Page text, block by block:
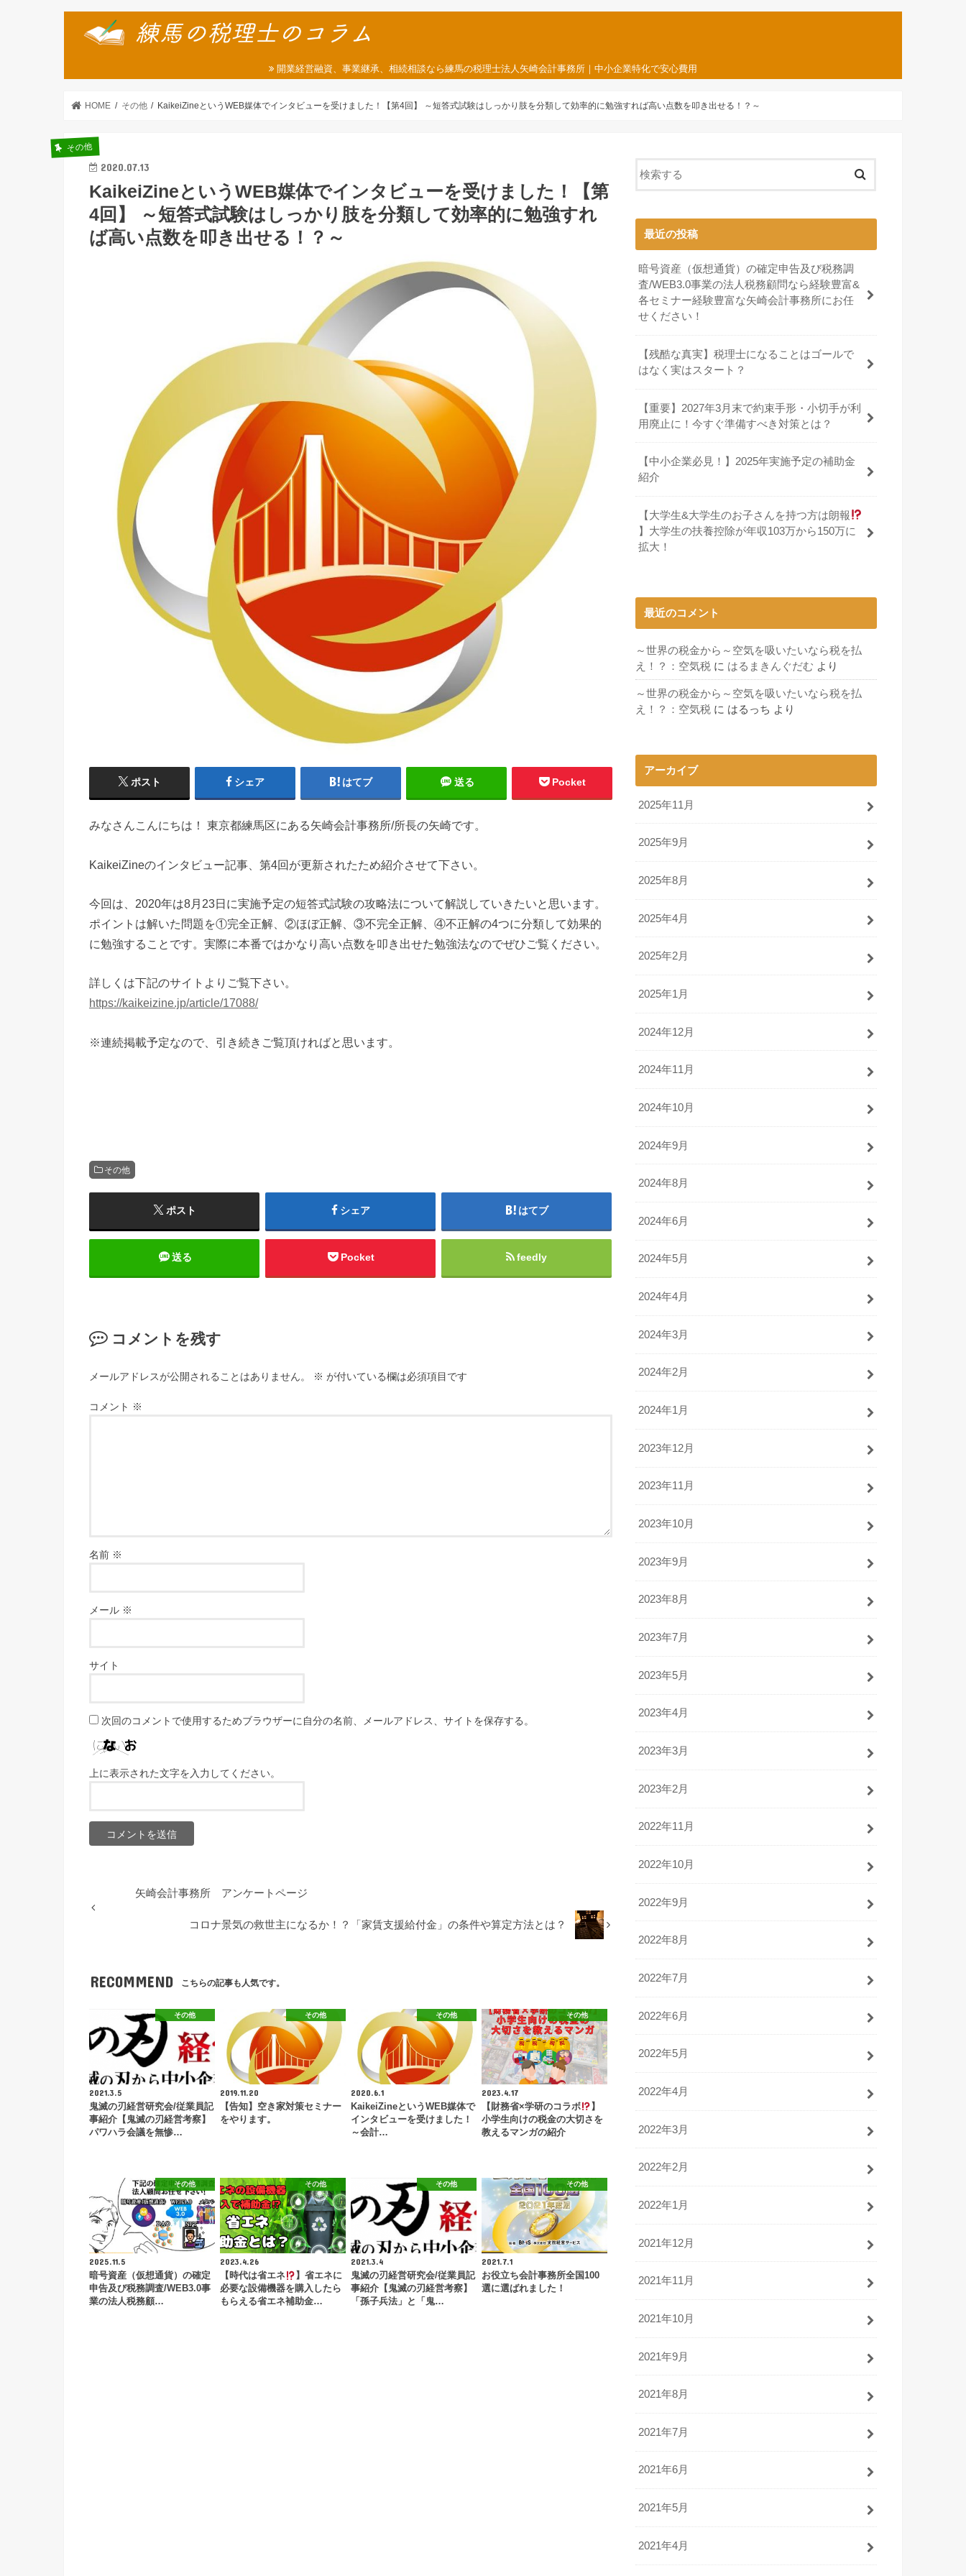
開業経営融資、事業継承、相続相談なら練馬の税理士法人矢崎会計事務所｜中小企業特化で安心費用
HOME その他 KaikeiZineというWEB媒体でインタビューを受けました！【第4回】 ～短答式試験はしっかり肢を分類して効率的に勉強すれば高い点数を叩き出せる！？～
その他
2020.07.13
KaikeiZineというWEB媒体でインタビューを受けました！【第
4回】 ～短答式試験はしっかり肢を分類して効率的に勉強すれ
ば高い点数を叩き出せる！？～
ポスト シェア はてブ 送る Pocket
みなさんこんにちは！ 東京都練馬区にある矢崎会計事務所/所長の矢崎です。
KaikeiZineのインタビュー記事、第4回が更新されたため紹介させて下さい。
今回は、2020年は8月23日に実施予定の短答式試験の攻略法について解説していきたいと思います。
ポイントは解いた問題を①完全正解、②ほぼ正解、③不完全正解、④不正解の4つに分類して効果的
に勉強することです。実際に本番ではかなり高い点数を叩き出せた勉強法なのでぜひご覧ください。
詳しくは下記のサイトよりご覧下さい。
https://kaikeizine.jp/article/17088/
※連続掲載予定なので、引き続きご覧頂ければと思います。
その他
ポスト シェア はてブ
送る Pocket feedly
コメントを残す
メールアドレスが公開されることはありません。 ※ が付いている欄は必須項目です
コメント ※
名前 ※
メール ※
サイト
次回のコメントで使用するためブラウザーに自分の名前、メールアドレス、サイトを保存する。
上に表示された文字を入力してください。
矢崎会計事務所 アンケートページ
コロナ景気の救世主になるか！？「家賃支援給付金」の条件や算定方法とは？
RECOMMEND こちらの記事も人気です。
その他
2021.3.5
鬼滅の刃経営研究会/従業員記
事紹介【鬼滅の刃経営考察】
パワハラ会議を無惨…
その他
2019.11.20
【告知】空き家対策セミナー
をやります。
その他
2020.6.1
KaikeiZineというWEB媒体で
インタビューを受けました！
～会計…
その他
2023.4.17
【財務省×学研のコラボ
】
小学生向けの税金の大切さを
教えるマンガの紹介
その他
2025.11.5
暗号資産（仮想通貨）の確定
申告及び税務調査/WEB3.0事
業の法人税務顧…
その他
2023.4.26
【時代は省エネ
】省エネに
必要な設備機器を購入したら
もらえる省エネ補助金…
その他
2021.3.4
鬼滅の刃経営研究会/従業員記
事紹介【鬼滅の刃経営考察】
「孫子兵法」と「鬼…
その他
2021.7.1
お役立ち会計事務所全国100
選に選ばれました！
最近の投稿
暗号資産（仮想通貨）の確定申告及び税務調
査/WEB3.0事業の法人税務顧問なら経験豊富&
各セミナー経験豊富な矢崎会計事務所にお任
せください！
【残酷な真実】税理士になることはゴールで
はなく実はスタート？
【重要】2027年3月末で約束手形・小切手が利
用廃止に！今すぐ準備すべき対策とは？
【中小企業必見！】2025年実施予定の補助金
紹介
【大学生&大学生のお子さんを持つ方は朗報
】大学生の扶養控除が年収103万から150万に
拡大！
最近のコメント
～世界の税金から～空気を吸いたいなら税を払
え！？：空気税 に はるまきんぐだむ より
～世界の税金から～空気を吸いたいなら税を払
え！？：空気税 に はるっち より
アーカイブ
2025年11月
2025年9月
2025年8月
2025年4月
2025年2月
2025年1月
2024年12月
2024年11月
2024年10月
2024年9月
2024年8月
2024年6月
2024年5月
2024年4月
2024年3月
2024年2月
2024年1月
2023年12月
2023年11月
2023年10月
2023年9月
2023年8月
2023年7月
2023年5月
2023年4月
2023年3月
2023年2月
2022年11月
2022年10月
2022年9月
2022年8月
2022年7月
2022年6月
2022年5月
2022年4月
2022年3月
2022年2月
2022年1月
2021年12月
2021年11月
2021年10月
2021年9月
2021年8月
2021年7月
2021年6月
2021年5月
2021年4月